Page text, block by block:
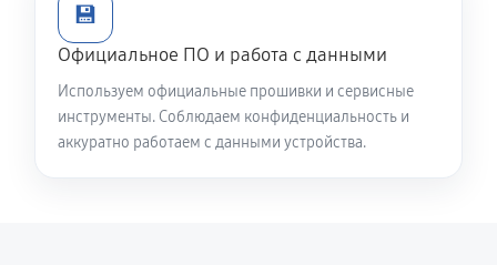
💾
Официальное ПО и работа с данными
Используем официальные прошивки и сервисные
инструменты. Соблюдаем конфиденциальность и
аккуратно работаем с данными устройства.